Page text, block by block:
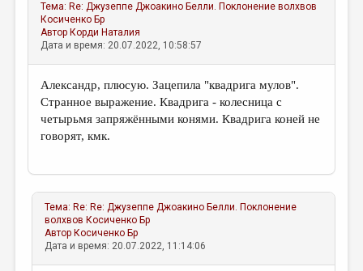
Тема: Re: Джузеппе Джоакино Белли. Поклонение волхвов
Косиченко Бр
Автор Корди Наталия
Дата и время: 20.07.2022, 10:58:57
Александр, плюсую. Зацепила "квадрига мулов".
Странное выражение. Квадрига - колесница с
четырьмя запряжёнными конями. Квадрига коней не
говорят, кмк.
Тема: Re: Re: Джузеппе Джоакино Белли. Поклонение
волхвов Косиченко Бр
Автор Косиченко Бр
Дата и время: 20.07.2022, 11:14:06